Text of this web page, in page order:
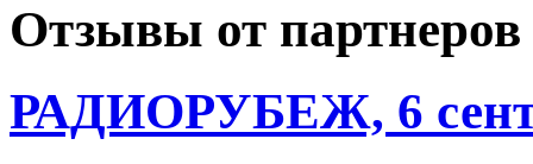
Отзывы от партнеров
РАДИОРУБЕЖ, 6